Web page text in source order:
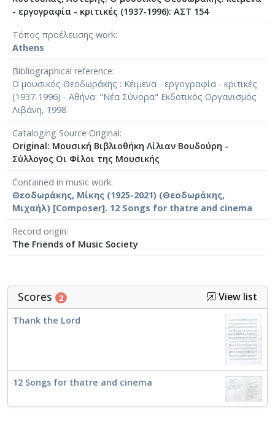
- εργογραφία - κριτικές (1937-1996): ΑΣΤ 154
Τόπος προέλευσης work
Athens
Bibliographical reference
Ο μουσικός Θεοδωράκης : Κέιμενα - εργογραφία - κριτικές
(1937-1996) - Αθήνα: "Νέα Σύνορα" Εκδοτικός Οργανισμός
Λιβάνη, 1998
Cataloging Source Original
Original: Μουσική Βιβλιοθήκη Λίλιαν Βουδούρη -
Σύλλογος Οι Φίλοι της Μουσικής
Contained in music work
Θεοδωράκης, Μίκης (1925-2021) (Θεοδωράκης,
Μιχαήλ) [Composer]. 12 Songs for thatre and cinema
Record origin
The Friends of Music Society
Scores 2 View list
Thank the Lord
12 Songs for thatre and cinema